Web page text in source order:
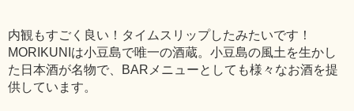
内観もすごく良い！タイムスリップしたみたいです！
MORIKUNIは小豆島で唯一の酒蔵。小豆島の風土を生かし
た日本酒が名物で、BARメニューとしても様々なお酒を提
供しています。